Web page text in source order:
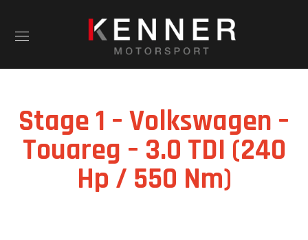
Stage 1 – Volkswagen –
Touareg – 3.0 TDI (240
Hp / 550 Nm)